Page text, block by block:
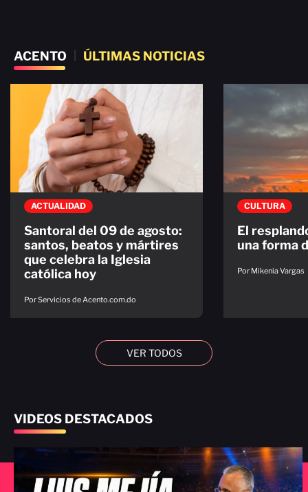
ACENTO ÚLTIMAS NOTICIAS
ACTUALIDAD
Santoral del 09 de agosto:
santos, beatos y mártires
que celebra la Iglesia
católica hoy
Por Servicios de Acento.com.do
CULTURA
El
una forma
Por Mikenia Vargas
VER TODOS
VIDEOS DESTACADOS